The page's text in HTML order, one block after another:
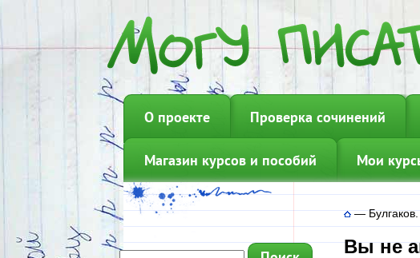
О проекте Проверка сочинений
Магазин курсов и пособий Мои
—
Вы не